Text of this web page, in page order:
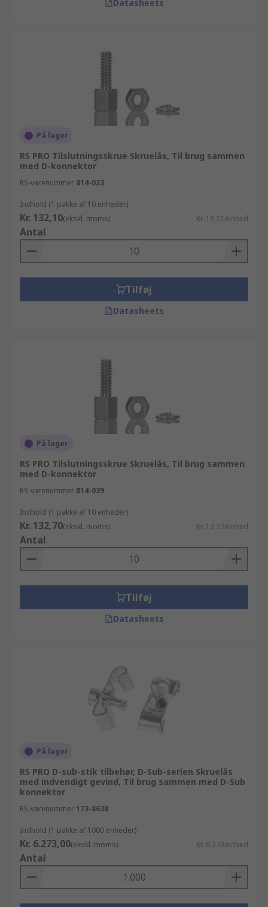
Datasheets
På lager
RS PRO Tilslutningsskrue Skruelås, Til brug sammen
med D-konnektor
RS-varenummer 814-023
Indhold (1 pakke af 10 enheder)
Kr. 132,10(ekskl. moms) Kr. 13,21/enhed
Antal
Tilføj
Datasheets
På lager
RS PRO Tilslutningsskrue Skruelås, Til brug sammen
med D-konnektor
RS-varenummer 814-039
Indhold (1 pakke af 10 enheder)
Kr. 132,70(ekskl. moms) Kr. 13,27/enhed
Antal
Tilføj
Datasheets
På lager
RS PRO D-sub-stik tilbehør, D-Sub-serien Skruelås
med indvendigt gevind, Til brug sammen med D-Sub
konnektor
RS-varenummer 173-8638
Indhold (1 pakke af 1000 enheder)
Kr. 6.273,00(ekskl. moms) Kr. 6,273/enhed
Antal